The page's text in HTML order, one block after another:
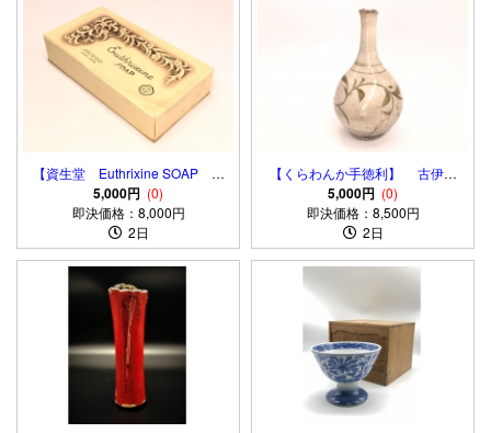
【資生堂 Euthrixine SOAP ラ
ベル】 オイトリキシン 戦前
箱姿
5,000円 (0)
即決価格：8,000円
2日
【くらわんか手徳利】 古伊万
里 鶴首瓶
5,000円 (0)
即決価格：8,500円
2日